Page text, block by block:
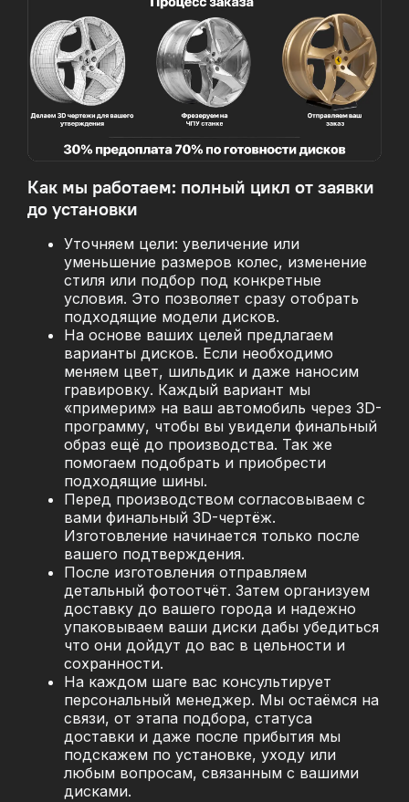
Как мы работаем: полный цикл от заявки
до установки
Уточняем цели: увеличение или
уменьшение размеров колес, изменение
стиля или подбор под конкретные
условия. Это позволяет сразу отобрать
подходящие модели дисков.
На основе ваших целей предлагаем
варианты дисков. Если необходимо
меняем цвет, шильдик и даже наносим
гравировку. Каждый вариант мы
«примерим» на ваш автомобиль через 3D-
программу, чтобы вы увидели финальный
образ ещё до производства. Так же
помогаем подобрать и приобрести
подходящие шины.
Перед производством согласовываем с
вами финальный 3D-чертёж.
Изготовление начинается только после
вашего подтверждения.
После изготовления отправляем
детальный фотоотчёт. Затем организуем
доставку до вашего города и надежно
упаковываем ваши диски дабы убедиться
что они дойдут до вас в цельности и
сохранности.
На каждом шаге вас консультирует
персональный менеджер. Мы остаёмся на
связи, от этапа подбора, статуса
доставки и даже после прибытия мы
подскажем по установке, уходу или
любым вопросам, связанным с вашими
дисками.